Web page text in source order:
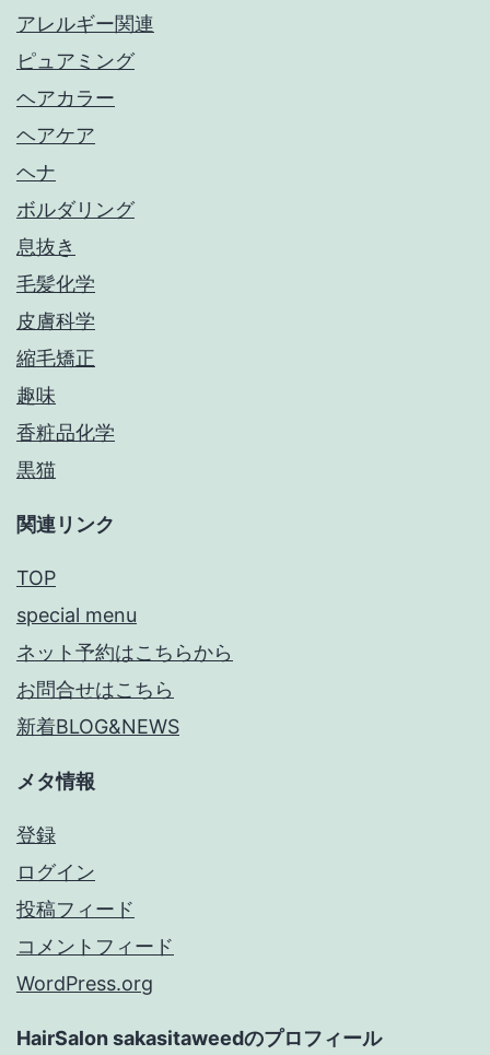
アレルギー関連
ピュアミング
ヘアカラー
ヘアケア
ヘナ
ボルダリング
息抜き
毛髪化学
皮膚科学
縮毛矯正
趣味
香粧品化学
黒猫
関連リンク
TOP
special menu
ネット予約はこちらから
お問合せはこちら
新着BLOG&NEWS
メタ情報
登録
ログイン
投稿フィード
コメントフィード
WordPress.org
HairSalon sakasitaweedのプロフィール